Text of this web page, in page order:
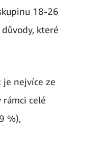
18-26
které
je nejvíce ze
celé
%),